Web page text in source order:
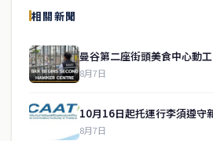
相關新聞
曼谷第二座街頭美食中心動工
8月7日
10月16日起托運行李須遵守
8月7日
泰國中文新聞（TCN）是一家總部設於曼
報導泰國當地政治、經濟、華人社群與社
供即時、客觀、多元的中文新聞內容。